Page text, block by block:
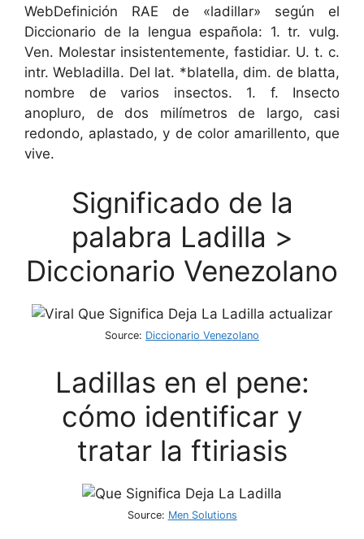
WebDefinición RAE de «ladillar» según el
Diccionario de la lengua española: 1. tr. vulg.
Ven. Molestar insistentemente, fastidiar. U. t. c.
intr. Webladilla. Del lat. *blatella, dim. de blatta,
nombre de varios insectos. 1. f. Insecto
anopluro, de dos milímetros de largo, casi
redondo, aplastado, y de color amarillento, que
vive.
Significado de la
palabra Ladilla >
Diccionario Venezolano
Source: Diccionario Venezolano
Ladillas en el pene:
cómo identificar y
tratar la ftiriasis
Source: Men Solutions